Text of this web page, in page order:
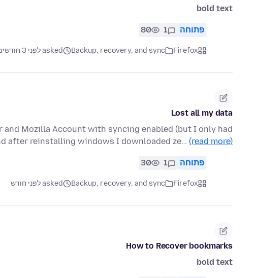
bold text
פתוחה 1
80
Firefox
Backup, recovery, and sync asked לפני 3 חודשים
Lost all my data
Mozilla Account with syncing enabled (but I only had
after reinstalling windows I downloaded ze… (read more)
פתוחה 1
30
Firefox
Backup, recovery, and sync asked לפני חודש
How to Recover bookmarks
bold text